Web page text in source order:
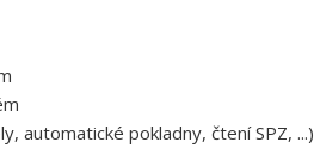
automatické pokladny, čtení SPZ, ...)